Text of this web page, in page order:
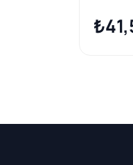
Salıncak